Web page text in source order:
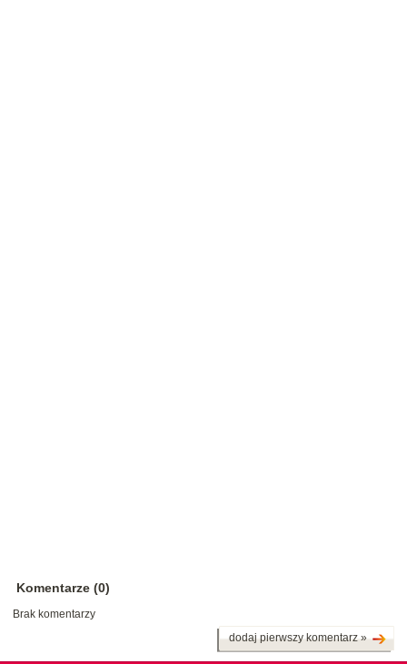
Komentarze (0)
Brak komentarzy
dodaj pierwszy komentarz »